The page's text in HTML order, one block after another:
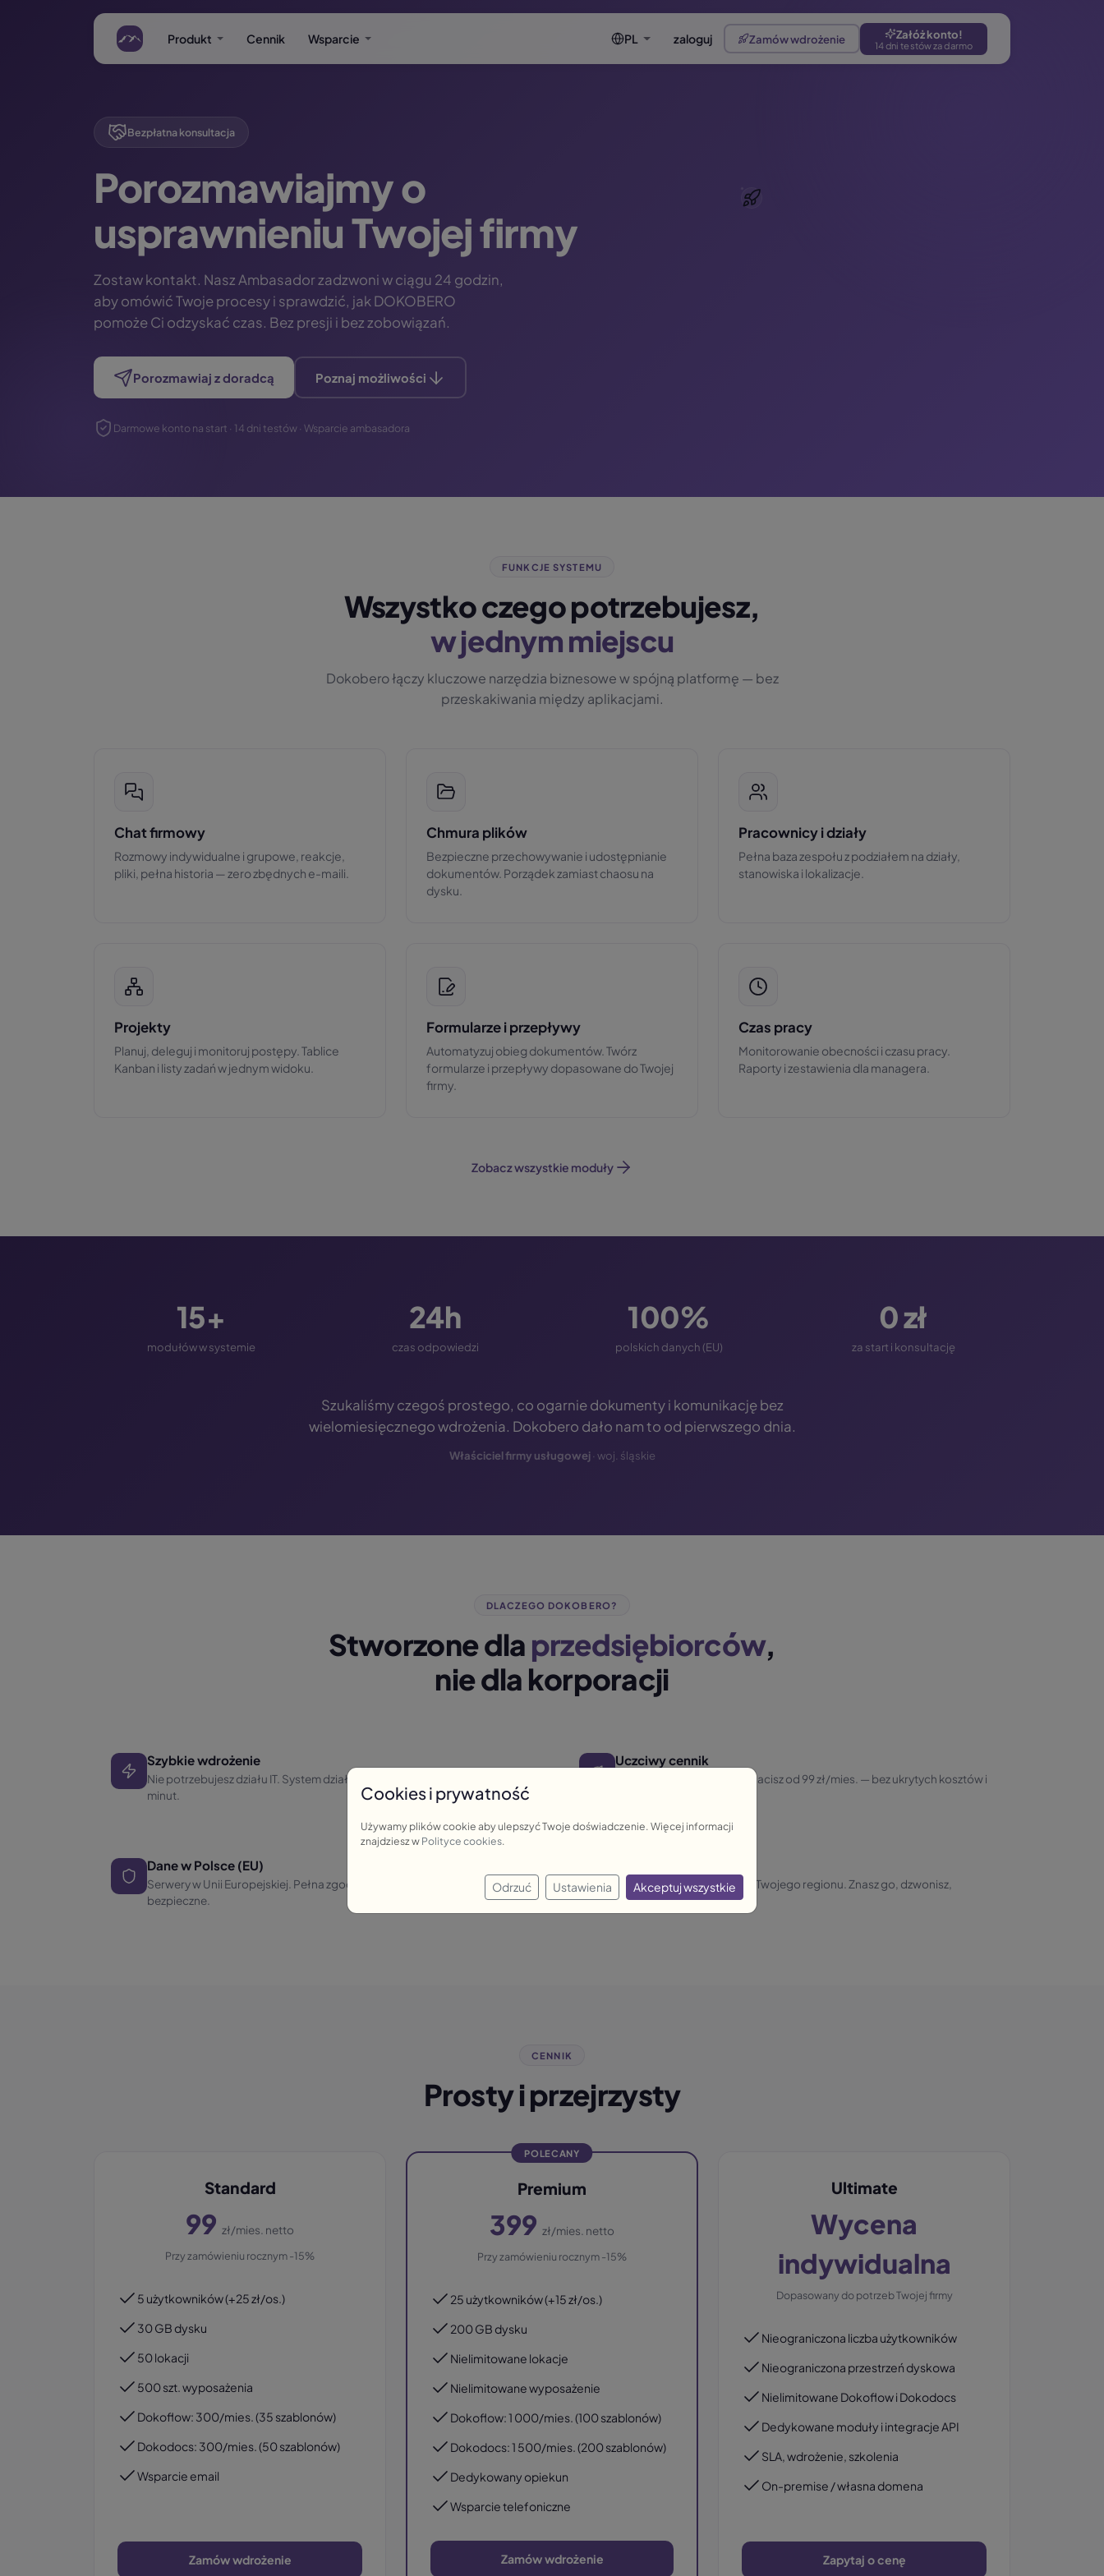
Produkt Cennik Wsparcie PL zaloguj Zamów wdrożenie Załóż konto!
14 dni testów za darmo
Bezpłatna konsultacja
Porozmawiajmy o
usprawnieniu Twojej firmy
Zostaw kontakt. Nasz Ambasador zadzwoni w ciągu 24 godzin,
aby omówić Twoje procesy i sprawdzić, jak DOKOBERO
pomoże Ci odzyskać czas. Bez presji i bez zobowiązań.
Porozmawiaj z doradcą Poznaj możliwości
Darmowe konto na start · 14 dni testów · Wsparcie ambasadora
FUNKCJE SYSTEMU
Wszystko czego potrzebujesz,
w jednym miejscu
Dokobero łączy kluczowe narzędzia biznesowe w spójną platformę — bez
przeskakiwania między aplikacjami.
Chat firmowy
Rozmowy indywidualne i grupowe, reakcje,
pliki, pełna historia — zero zbędnych e-maili.
Chmura plików
Bezpieczne przechowywanie i udostępnianie
dokumentów. Porządek zamiast chaosu na
dysku.
Pracownicy i działy
Pełna baza zespołu z podziałem na działy,
stanowiska i lokalizacje.
Projekty
Planuj, deleguj i monitoruj postępy. Tablice
Kanban i listy zadań w jednym widoku.
Formularze i przepływy
Automatyzuj obieg dokumentów. Twórz
formularze i przepływy dopasowane do Twojej
firmy.
Czas pracy
Monitorowanie obecności i czasu pracy.
Raporty i zestawienia dla managera.
Zobacz wszystkie moduły
15+
modułów w systemie
24h
czas odpowiedzi
100%
polskich danych (EU)
0 zł
za start i konsultację
Szukaliśmy czegoś prostego, co ogarnie dokumenty i komunikację bez
wielomiesięcznego wdrożenia. Dokobero dało nam to od pierwszego dnia.
Właściciel firmy usługowej· woj. śląskie
DLACZEGO DOKOBERO?
Stworzone dla przedsiębiorców,
nie dla korporacji
Szybkie wdrożenie
Nie potrzebujesz działu IT. System działa od razu — pokażemy Ci jak w 30
minut.
Uczciwy cennik
Darmowe konto na start. Płacisz od 99 zł/mies. — bez ukrytych kosztów i
Dane w Polsce (EU)
Serwery w Unii Europejskiej. Pełna zgodność z RODO. Twoje dane są
bezpieczne.
Dedykowany ambasador z Twojego regionu. Znasz go, dzwonisz,
dostajesz odpowiedź.
CENNIK
Prosty i przejrzysty
Standard
99 zł/mies. netto
Przy zamówieniu rocznym -15%
5 użytkowników (+25 zł/os.)
30 GB dysku
50 lokacji
500 szt. wyposażenia
Dokoflow: 300/mies. (35 szablonów)
Dokodocs: 300/mies. (50 szablonów)
Wsparcie email
Zamów wdrożenie
POLECANY
Premium
399 zł/mies. netto
Przy zamówieniu rocznym -15%
25 użytkowników (+15 zł/os.)
200 GB dysku
Nielimitowane lokacje
Nielimitowane wyposażenie
Dokoflow: 1 000/mies. (100 szablonów)
Dokodocs: 1 500/mies. (200 szablonów)
Dedykowany opiekun
Wsparcie telefoniczne
Zamów wdrożenie
Ultimate
Wycena
indywidualna
Dopasowany do potrzeb Twojej firmy
Nieograniczona liczba użytkowników
Nieograniczona przestrzeń dyskowa
Nielimitowane Dokoflow i Dokodocs
Dedykowane moduły i integracje API
SLA, wdrożenie, szkolenia
On-premise / własna domena
Zapytaj o cenę
Cookies i prywatność
Używamy plików cookie aby ulepszyć Twoje doświadczenie. Więcej informacji
znajdziesz wPolityce cookies.
Odrzuć Ustawienia Akceptuj wszystkie